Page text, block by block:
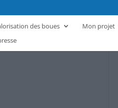
des boues Mon projet